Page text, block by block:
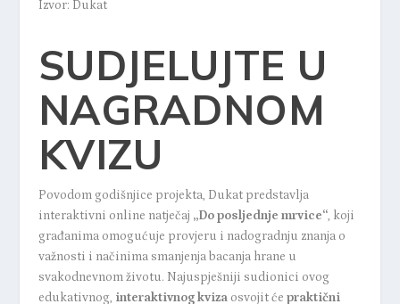
Izvor: Dukat
SUDJELUJTE U
NAGRADNOM
KVIZU
Povodom godišnjice projekta, Dukat predstavlja
interaktivni online natječaj „Do posljednje mrvice“, koji
građanima omogućuje provjeru i nadogradnju znanja o
važnosti i načinima smanjenja bacanja hrane u
svakodnevnom životu. Najuspješniji sudionici ovog
edukativnog, interaktivnogkvizaosvojit će praktični